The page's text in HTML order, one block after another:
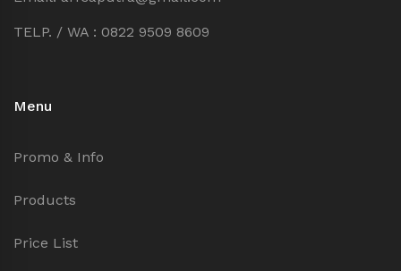
TELP. / WA : 0822 9509 8609
Menu
Promo & Info
Products
Price List